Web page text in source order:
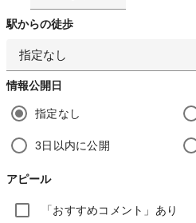
駅からの徒歩
指定なし
情報公開日
指定なし
3日以内に公開
アピール
「おすすめコメント」あり